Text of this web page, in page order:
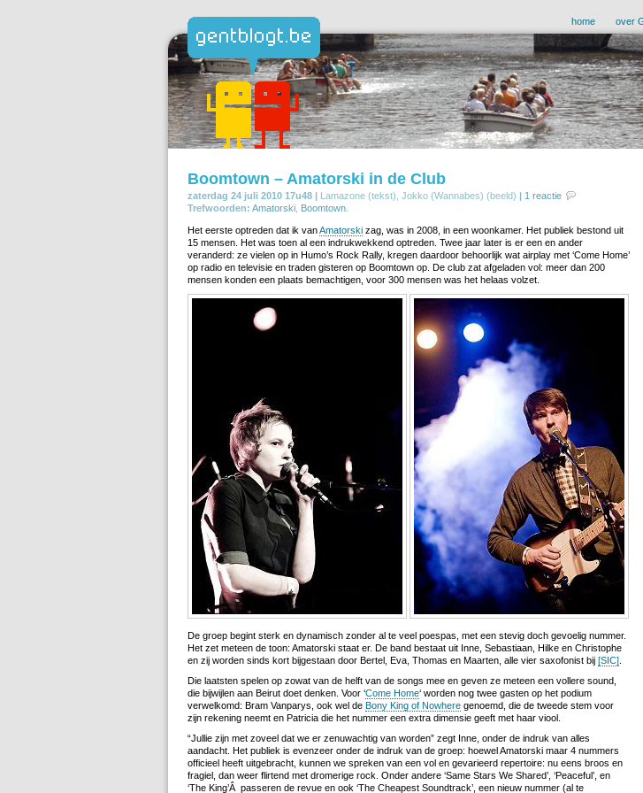
home over
Boomtown – Amatorski in de Club
zaterdag 24 juli 2010 17u48 | Lamazone (tekst), Jokko (Wannabes) (beeld) | 1 reactie
Trefwoorden: Amatorski Boomtown
Het eerste optreden dat ik vanAmatorski zag, was in 2008, in een woonkamer. Het publiek bestond uit
15 mensen. Het was toen al een indrukwekkend optreden. Twee jaar later is er een en ander
veranderd: ze vielen op in Humo’s Rock Rally, kregen daardoor behoorlijk wat airplay met ‘Come Home’
op radio en televisie en traden gisteren op Boomtown op. De club zat afgeladen vol: meer dan 200
mensen konden een plaats bemachtigen, voor 300 mensen was het helaas volzet.
De groep begint sterk en dynamisch zonder al te veel poespas, met een stevig doch gevoelig nummer.
Het zet meteen de toon: Amatorski staat er. De band bestaat uit Inne, Sebastiaan, Hilke en Christophe
en zij worden sinds kort bijgestaan door Bertel, Eva, Thomas en Maarten, alle vier saxofonist bij [SIC]
Die laatsten spelen op zowat van de helft van de songs mee en geven ze meteen een vollere sound,
die bijwijlen aan Beirut doet denken. Voor ‘Come Home‘ worden nog twee gasten op het podium
verwelkomd: Bram Vanparys, ook wel de Bony King of Nowhere genoemd, die de tweede stem voor
zijn rekening neemt en Patricia die het nummer een extra dimensie geeft met haar viool.
“Jullie zijn met zoveel dat we er zenuwachtig van worden” zegt Inne, onder de indruk van alles
aandacht. Het publiek is evenzeer onder de indruk van de groep: hoewel Amatorski maar 4 nummers
officieel heeft uitgebracht, kunnen we spreken van een vol en gevarieerd repertoire: nu eens broos en
fragiel, dan weer flirtend met dromerige rock. Onder andere ‘Same Stars We Shared’, ‘Peaceful’, en
‘The King’Â passeren de revue en ook ‘The Cheapest Soundtrack’, een nieuw nummer (al te